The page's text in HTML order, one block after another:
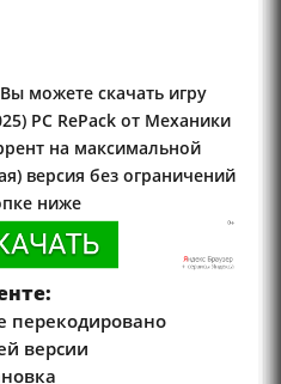
можете скачать игру
PC RePack от Механики
на максимальной
версия без ограничений
ниже
перекодировано
версии